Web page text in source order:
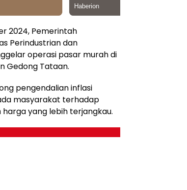
2024, Pemerintah
Perindustrian dan
operasi pasar murah di
Gedong Tataan.
pengendalian inflasi
masyarakat terhadap
yang lebih terjangkau.